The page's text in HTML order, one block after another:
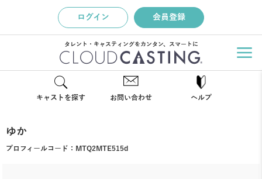
ログイン 会員登録
タレント・キャスティングをカンタン、スマートに
キャストを探す お問い合わせ ヘルプ
ゆか
プロフィールコード： MTQ2MTE515d